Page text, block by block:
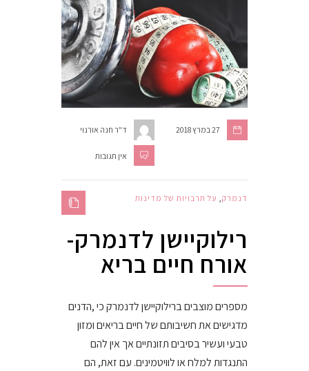
ד"ר חנה אורנוי 27 במרץ 2018
אין תגובות
דנמרק, על תרבויות של מדינות
רילוקיישן לדנמרק-
אורח חיים בריא
מספרים מוצבים ברילוקיישן לדנמרק כי ,הדנים
מדגישים את חשיבותם של חיים בריאים ומזון
טבעי ועשיר בסיבים תזונתיים אך אין להם
התנגדות למלח או לוויטמינים. עם זאת, הם